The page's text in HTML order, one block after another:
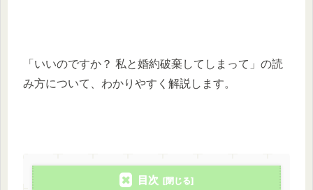
「いいのですか？ 私と婚約破棄してしまって」の読
み方について、わかりやすく解説します。
目次